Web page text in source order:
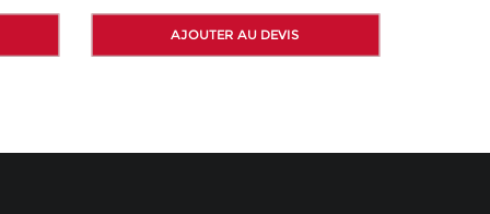
AJOUTER AU DEVIS